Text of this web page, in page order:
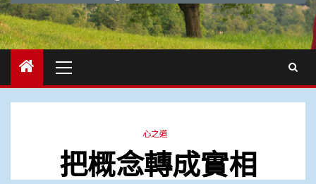
Menu
心之道
把概念轉成實相